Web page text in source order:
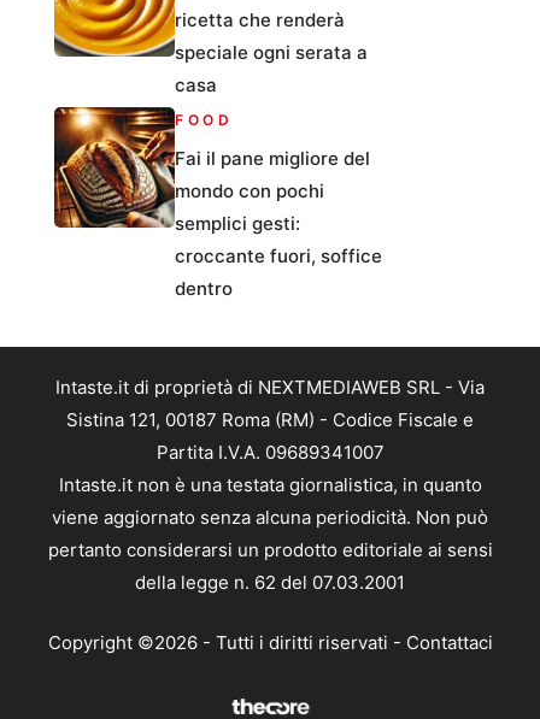
ricetta che renderà
speciale ogni serata a
casa
FOOD
Fai il pane migliore del
mondo con pochi
semplici gesti:
croccante fuori, soffice
dentro
Intaste.it di proprietà di NEXTMEDIAWEB SRL - Via
Sistina 121, 00187 Roma (RM) - Codice Fiscale e
Partita I.V.A. 09689341007
Intaste.it non è una testata giornalistica, in quanto
viene aggiornato senza alcuna periodicità. Non può
pertanto considerarsi un prodotto editoriale ai sensi
della legge n. 62 del 07.03.2001
Copyright ©2026 - Tutti i diritti riservati - Contattaci